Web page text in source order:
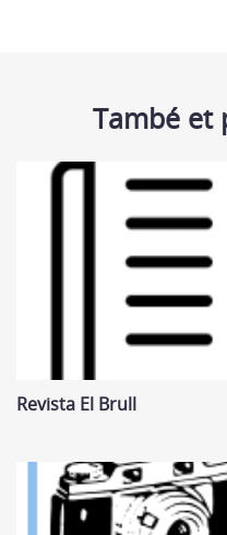
També et
Revista El Brull